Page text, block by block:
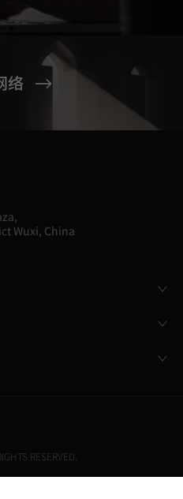
络
Wuxi, China
RESERVED.